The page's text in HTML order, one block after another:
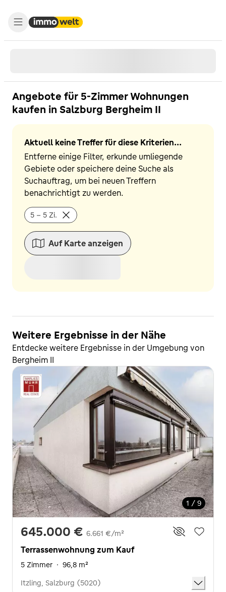
Angebote für 5-Zimmer Wohnungen
kaufen in Salzburg Bergheim II
Aktuell keine Treffer für diese Kriterien...
Entferne einige Filter, erkunde umliegende
Gebiete oder speichere deine Suche als
Suchauftrag, um bei neuen Treffern
benachrichtigt zu werden.
5 - 5 Zi.
Auf Karte anzeigen
Weitere Ergebnisse in der Nähe
Entdecke weitere Ergebnisse in der Umgebung von
Bergheim II
1 / 9
645.000 € 6.661 €/m²
Terrassenwohnung zum Kauf
5 Zimmer · 96,8 m²
Itzling, Salzburg (5020)